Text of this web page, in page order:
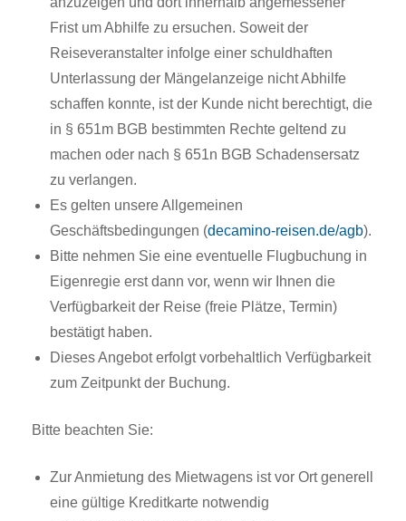
Frist um Abhilfe zu ersuchen. Soweit der
Reiseveranstalter infolge einer schuldhaften
Unterlassung der Mängelanzeige nicht Abhilfe
schaffen konnte, ist der Kunde nicht berechtigt, die
in § 651m BGB bestimmten Rechte geltend zu
machen oder nach § 651n BGB Schadensersatz
zu verlangen.
Es gelten unsere Allgemeinen
Geschäftsbedingungen (decamino-reisen.de/agb).
Bitte nehmen Sie eine eventuelle Flugbuchung in
Eigenregie erst dann vor, wenn wir Ihnen die
Verfügbarkeit der Reise (freie Plätze, Termin)
bestätigt haben.
Dieses Angebot erfolgt vorbehaltlich Verfügbarkeit
zum Zeitpunkt der Buchung.
Bitte beachten Sie:
Zur Anmietung des Mietwagens ist vor Ort generell
eine gültige Kreditkarte notwendig